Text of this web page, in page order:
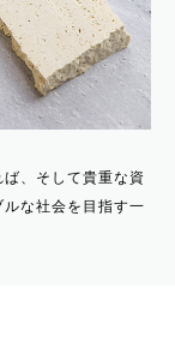
、そして貴重な資
な社会を目指す一